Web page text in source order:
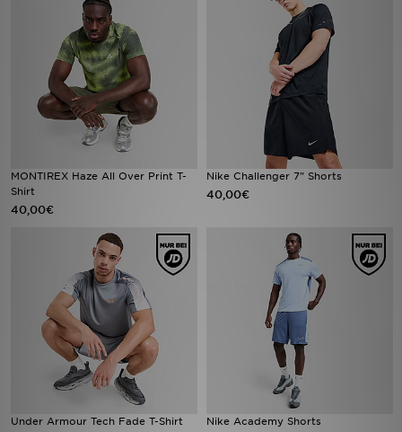
MONTIREX Haze All Over Print T-
Shirt
40,00€
Nike Challenger 7" Shorts
40,00€
Under Armour Tech Fade T-Shirt Nike Academy Shorts